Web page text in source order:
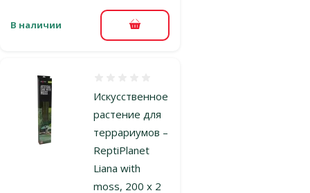
В наличии В корзину
Искусственное
растение для
террариумов –
ReptiPlanet
Liana with
moss, 200 х 2